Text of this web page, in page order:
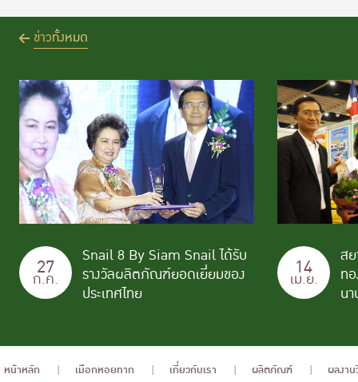
ข่าวทั้งหมด
27
ก.ค.
Snail 8 By Siam Snail ได้รับ
รางวัลผลิตภัณฑ์ยอดเยี่ยมของ
ประเทศไทย
14
เม.ย.
ส
ท
น
หน้าหลัก เมือกหอยทาก เกี่ยวกับเรา ผลิตภัณฑ์ ผลงา